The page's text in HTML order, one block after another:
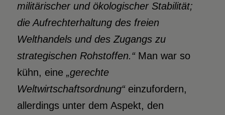
militärischer und ökologischer Stabilität;
die Aufrechterhaltung des freien
Welthandels und des Zugangs zu
strategischen Rohstoffen.“Man war so
kühn, eine „gerechte
Weltwirtschaftsordnung“einzufordern,
allerdings unter dem Aspekt, den